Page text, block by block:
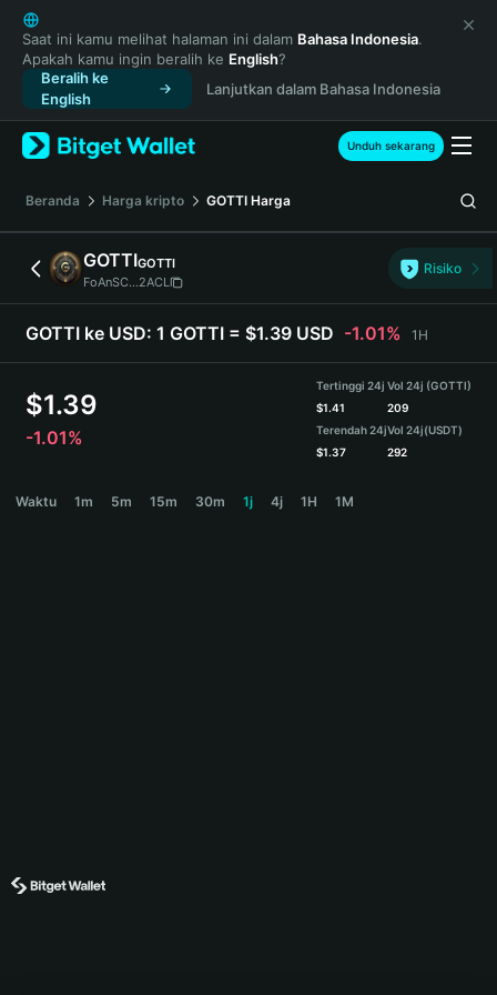
English
日本語
Tiếng Việt
Русский
Español (Latinoamérica)
Türkçe
Français
Deutsch
简体中文
繁體中文
Português (Portugal)
Bahasa Indonesia
ภาษาไทย
Español
Español (Argentina)
Saat ini kamu melihat halaman ini dalam Bahasa Indonesia.
Apakah kamu ingin beralih ke English?
Beralih ke
English
Lanjutkan dalam Bahasa Indonesia
Unduh sekarang
Beranda Harga kripto GOTTI Harga
GOTTIGOTTI
FoAnSC...2ACL
Risiko
GOTTI ke USD: 1 GOTTI = $1.39 USD -1.01% 1H
$1.39
-1.01%
Tertinggi 24j
$1.41
Terendah 24j
$1.37
Vol 24j (GOTTI)
209
Vol 24j(USDT)
292
Waktu 1m 5m 15m 30m 1j 4j 1H 1M